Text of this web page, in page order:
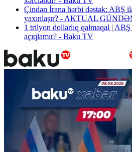
Çindən İrana hərbi dəstək: ABŞ
yaxınlaşır? - AKTUAL
1 trilyon dollarlıq qalmaqal | ABŞ
açıqlamır? - Baku TV